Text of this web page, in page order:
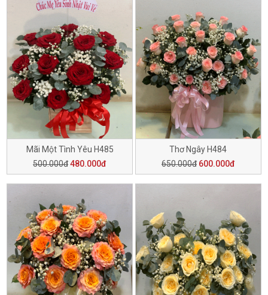
Mãi Một Tình Yêu H485
500.000đ480.000đ
Thơ Ngây H484
650.000đ 600.000đ